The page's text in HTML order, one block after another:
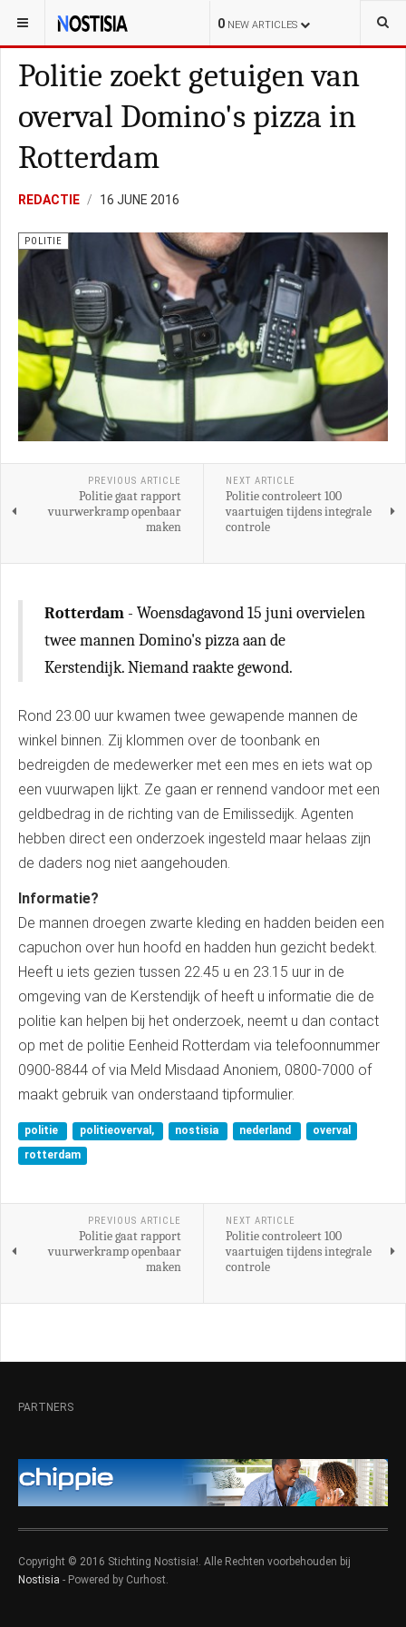
0 NEW ARTICLES
YOU ARE HERE: NEDERLAND POLITIE
Politie zoekt getuigen van
overval Domino's pizza in
Rotterdam
REDACTIE 16 JUNE 2016
POLITIE
PREVIOUS ARTICLE
Politie gaat rapport
vuurwerkramp openbaar
maken
NEXT ARTICLE
Politie controleert 100
vaartuigen tijdens integrale
controle
Rotterdam - Woensdagavond 15 juni overvielen
twee mannen Domino's pizza aan de
Kerstendijk. Niemand raakte gewond.
Rond 23.00 uur kwamen twee gewapende mannen de
winkel binnen. Zij klommen over de toonbank en
bedreigden de medewerker met een mes en iets wat op
een vuurwapen lijkt. Ze gaan er rennend vandoor met een
geldbedrag in de richting van de Emilissedijk. Agenten
hebben direct een onderzoek ingesteld maar helaas zijn
de daders nog niet aangehouden.
Informatie?
De mannen droegen zwarte kleding en hadden beiden een
capuchon over hun hoofd en hadden hun gezicht bedekt.
Heeft u iets gezien tussen 22.45 u en 23.15 uur in de
omgeving van de Kerstendijk of heeft u informatie die de
politie kan helpen bij het onderzoek, neemt u dan contact
op met de politie Eenheid Rotterdam via telefoonnummer
0900-8844 of via Meld Misdaad Anoniem, 0800-7000 of
maakt gebruik van onderstaand tipformulier.
politie politieoverval, nostisia nederland
overval
rotterdam
PREVIOUS ARTICLE
Politie gaat rapport
vuurwerkramp openbaar
maken
NEXT ARTICLE
Politie controleert 100
vaartuigen tijdens integrale
controle
PARTNERS
Copyright © 2016 Stichting Nostisia!. Alle Rechten voorbehouden bij
Nostisia - Powered by Curhost.